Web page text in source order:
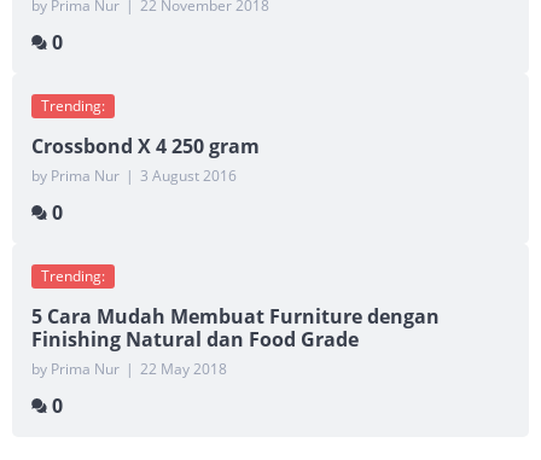
by Prima Nur | 22 November 2018
0
Trending:
Crossbond X 4 250 gram
by Prima Nur | 3 August 2016
0
Trending:
5 Cara Mudah Membuat Furniture dengan
Finishing Natural dan Food Grade
by Prima Nur | 22 May 2018
0